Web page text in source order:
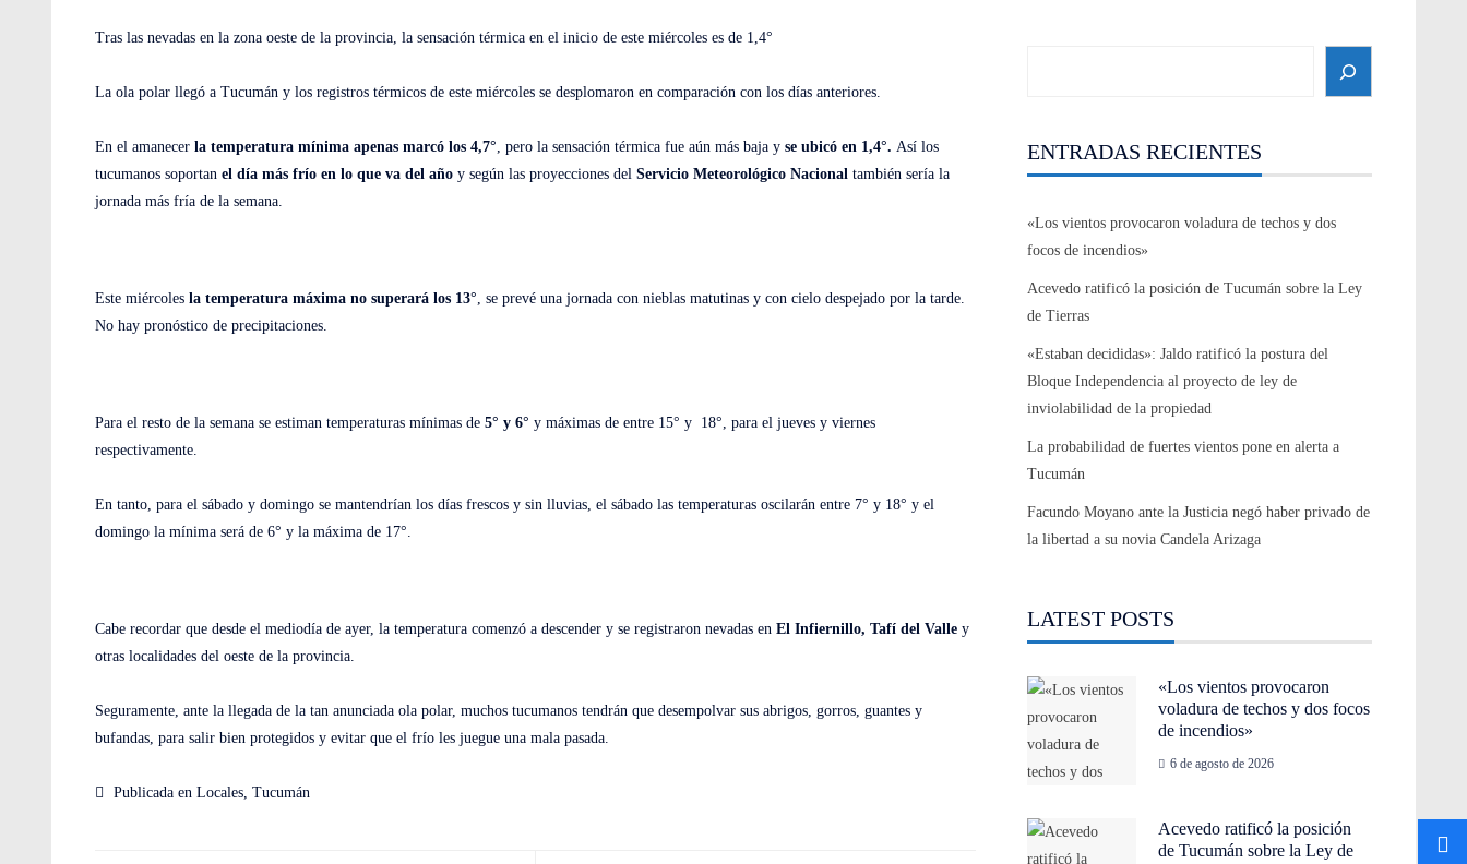
Tras las nevadas en la zona oeste de la provincia, la sensación térmica en el inicio de este miércoles es de 1,4°
La ola polar llegó a Tucumán y los registros térmicos de este miércoles se desplomaron en comparación con los días anteriores.
En el amanecer la temperatura mínima apenas marcó los 4,7°, pero la sensación térmica fue aún más baja y se ubicó en 1,4°. Así los
tucumanos soportan el día más frío en lo que va del año y según las proyecciones del Servicio Meteorológico Nacional también sería la
jornada más fría de la semana.
Este miércoles la temperatura máxima no superará los 13°, se prevé una jornada con nieblas matutinas y con cielo despejado por la tarde.
No hay pronóstico de precipitaciones.
Para el resto de la semana se estiman temperaturas mínimas de 5° y 6° y máximas de entre 15° y 18°, para el jueves y viernes
respectivamente.
En tanto, para el sábado y domingo se mantendrían los días frescos y sin lluvias, el sábado las temperaturas oscilarán entre 7° y 18° y el
domingo la mínima será de 6° y la máxima de 17°.
Cabe recordar que desde el mediodía de ayer, la temperatura comenzó a descender y se registraron nevadas en El Infiernillo, Tafí del Valle y
otras localidades del oeste de la provincia.
Seguramente, ante la llegada de la tan anunciada ola polar, muchos tucumanos tendrán que desempolvar sus abrigos, gorros, guantes y
bufandas, para salir bien protegidos y evitar que el frío les juegue una mala pasada.
Publicada en Locales, Tucumán
ENTRADAS RECIENTES
«Los vientos provocaron voladura de techos y dos
focos de incendios»
Acevedo ratificó la posición de Tucumán sobre la Ley
de Tierras
«Estaban decididas»: Jaldo ratificó la postura del
Bloque Independencia al proyecto de ley de
inviolabilidad de la propiedad
La probabilidad de fuertes vientos pone en alerta a
Tucumán
Facundo Moyano ante la Justicia negó haber privado de
la libertad a su novia Candela Arizaga
LATEST POSTS
«Los vientos provocaron
voladura de techos y dos focos
de incendios»
6 de agosto de 2026
Acevedo ratificó la posición
de Tucumán sobre la Ley de